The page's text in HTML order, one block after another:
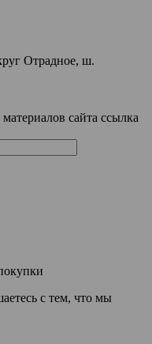
Отрадное, ш.
сайта ссылка
с тем, что мы